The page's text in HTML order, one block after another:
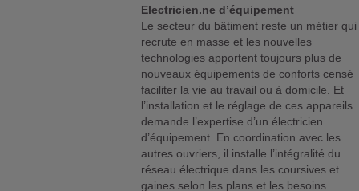
Electricien.ne d’équipement
Le secteur du bâtiment reste un métier qui
recrute en masse et les nouvelles
technologies apportent toujours plus de
nouveaux équipements de conforts censé
faciliter la vie au travail ou à domicile. Et
l’installation et le réglage de ces appareils
demande l’expertise d’un électricien
d’équipement. En coordination avec les
autres ouvriers, il installe l’intégralité du
réseau électrique dans les coursives et
gaines selon les plans et les besoins.